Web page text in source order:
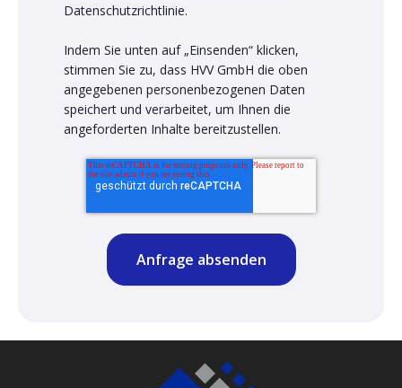
Datenschutzrichtlinie.
Indem Sie unten auf „Einsenden“ klicken,
stimmen Sie zu, dass HVV GmbH die oben
angegebenen personenbezogenen Daten
speichert und verarbeitet, um Ihnen die
angeforderten Inhalte bereitzustellen.